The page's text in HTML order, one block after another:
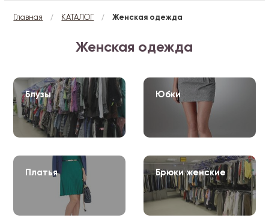
Главная / КАТАЛОГ / Женская одежда
Женская одежда
Блузы Юбки
Платья Брюки женские